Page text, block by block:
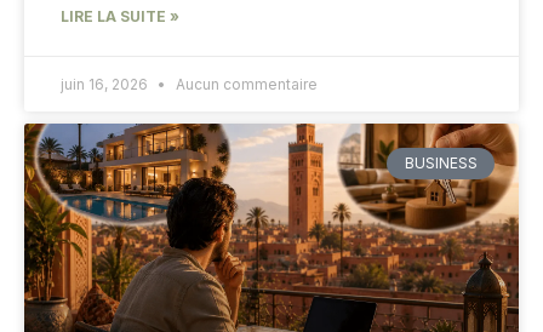
LIRE LA SUITE »
juin 16, 2026 Aucun commentaire
BUSINESS